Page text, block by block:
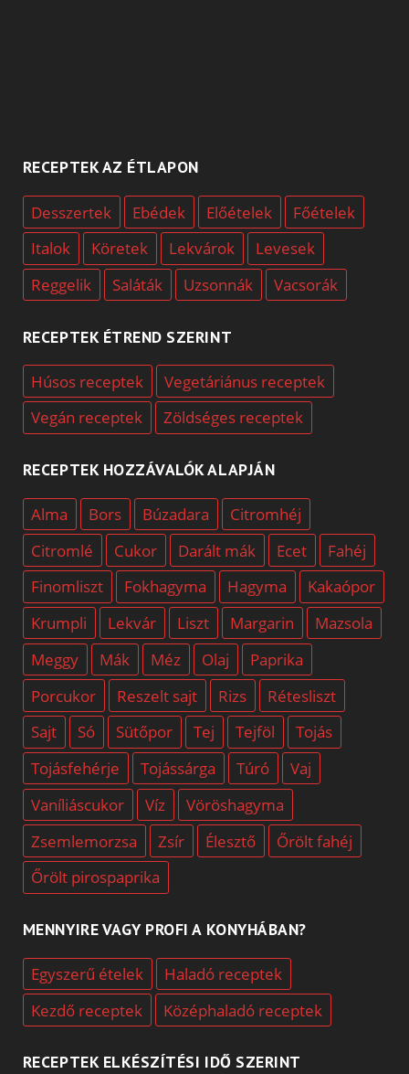
RECEPTEK AZ ÉTLAPON
Desszertek Ebédek Előételek
Főételek
Italok
Köretek Lekvárok
Levesek
Reggelik
Saláták Uzsonnák Vacsorák
RECEPTEK ÉTREND SZERINT
Húsos receptek
Vegetáriánus receptek
Vegán receptek
Zöldséges receptek
RECEPTEK HOZZÁVALÓK ALAPJÁN
Alma Bors Búzadara
Citromhéj
Citromlé
Cukor Darált mák Ecet
Fahéj
Finomliszt
Fokhagyma Hagyma
Kakaópor
Krumpli
Lekvár Liszt Margarin
Mazsola
Meggy
Mák Méz Olaj
Paprika
Porcukor
Reszelt sajt Rizs
Rétesliszt
Sajt
Só Sütőpor Tej Tejföl
Tojás
Tojásfehérje
Tojássárga Túró
Vaj
Vaníliáscukor
Víz
Vöröshagyma
Zsemlemorzsa
Zsír Élesztő
Őrölt fahéj
Őrölt pirospaprika
MENNYIRE VAGY PROFI A KONYHÁBAN?
Egyszerű ételek
Haladó receptek
Kezdő receptek
Középhaladó receptek
RECEPTEK ELKÉSZÍTÉSI IDŐ SZERINT